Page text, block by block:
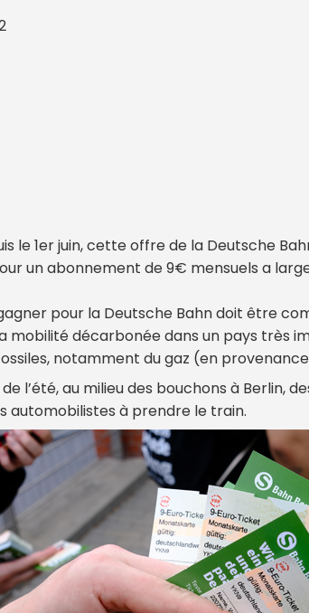
le 1er juin, cette offre de la Deutsche
un abonnement de 9€ mensuels a
pour la Deutsche Bahn doit être
mobilité décarbonée dans un pays très
notamment du gaz (en provenance
l’été, au milieu des bouchons à Berlin,
automobilistes à prendre le train.